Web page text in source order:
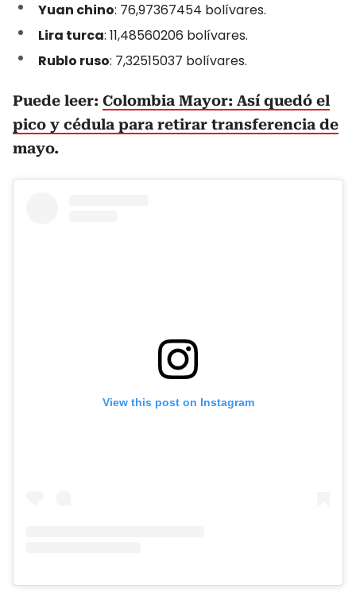
Yuan chino: 76,97367454 bolívares.
Lira turca: 11,48560206 bolívares.
Rublo ruso: 7,32515037 bolívares.
Puede leer: Colombia Mayor: Así quedó el
pico y cédula para retirar transferencia de
mayo.
View this post on Instagram